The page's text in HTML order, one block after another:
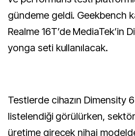
gündeme geldi. Geekbench
Realme 16T’de MediaTek’in
yonga seti kullanılacak.
Testlerde cihazın Dimensity
listelendiği görülürken,
üretime girecek nihai